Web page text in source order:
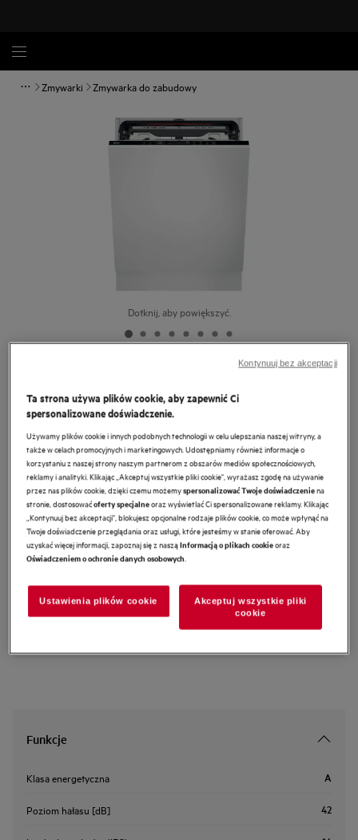
Zmywarki Zmywarka do zabudowy
Dotknij, aby powiększyć.
Zmywarka do zabudowy 60 cm
FSK77718P 7000 SmartSelect
5 (4)
Karta informacyjna produktu
Cechy
System GlassCare zapewnia specjalną ochronę szklanych naczyń.
SoftSpikes i SoftGrips - stabilizacja dla delikatnych kieliszków
Miejsce na wszystkie sztućce w szufladzie MaxiFlex
Instrukcje bezpieczeństwa i ostrzeżenia dotyczące
bezpieczeństwa zgodnie z rozporządzeniem UE 2023/988 są
bezpiecznego korzystania z produktu należy zapoznać się z pełną
Funkcje
Klasa energetyczna A
Poziom hałasu [dB] 42
Ta strona używa plików cookie, aby zapewnić Ci
spersonalizowane doświadczenie.
Używamy plików cookie i innych podobnych technologii w celu ulepszania naszej witryny, a
także w celach promocyjnych i marketingowych. Udostępniamy również informacje o
korzystaniu z naszej strony naszym partnerom z obszarów mediów społecznościowych,
reklamy i analityki. Klikając „Akceptuj wszystkie pliki cookie", wyrażasz zgodę na używanie
przez nas plików cookie, dzięki czemu możemyspersonalizować Twoje doświadczeniena
stronie, dostosowaćoferty specjalneoraz wyświetlać Ci spersonalizowane reklamy. Klikając
„Kontynuuj bez akceptacji", blokujesz opcjonalne rodzaje plików cookie, co może wpłynąć na
Twoje doświadczenie przeglądania oraz usługi, które jesteśmy w stanie oferować. Aby
uzyskać więcej informacji, zapoznaj się z nasząInformacją o plikach cookieoraz
Oświadczeniem o ochronie danych osobowych
Ustawienia plików cookie
Akceptuj wszystkie pliki
cookie
Kontynuuj bez akceptacji